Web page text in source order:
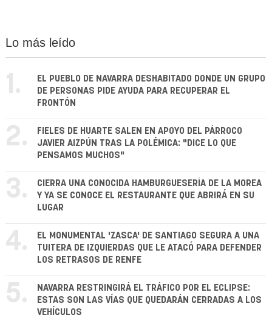
Lo más leído
1.
EL PUEBLO DE NAVARRA DESHABITADO DONDE UN GRUPO
DE PERSONAS PIDE AYUDA PARA RECUPERAR EL
FRONTÓN
2.
FIELES DE HUARTE SALEN EN APOYO DEL PÁRROCO
JAVIER AIZPÚN TRAS LA POLÉMICA: "DICE LO QUE
PENSAMOS MUCHOS"
3.
CIERRA UNA CONOCIDA HAMBURGUESERÍA DE LA MOREA
Y YA SE CONOCE EL RESTAURANTE QUE ABRIRÁ EN SU
LUGAR
4.
EL MONUMENTAL 'ZASCA' DE SANTIAGO SEGURA A UNA
TUITERA DE IZQUIERDAS QUE LE ATACÓ PARA DEFENDER
LOS RETRASOS DE RENFE
5.
NAVARRA RESTRINGIRÁ EL TRÁFICO POR EL ECLIPSE:
ESTAS SON LAS VÍAS QUE QUEDARÁN CERRADAS A LOS
VEHÍCULOS